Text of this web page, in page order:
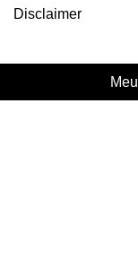
Disclaimer